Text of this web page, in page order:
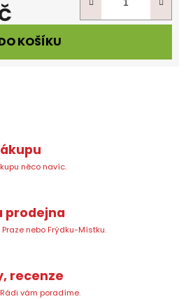
KOŠÍKU
něco navíc.
prodejna
nebo Frýdku-Místku.
recenze
vám poradíme.